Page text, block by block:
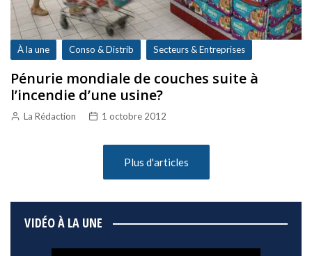
À la une Conso & Distrib Secteurs & Entreprises
Pénurie mondiale de couches suite à
l’incendie d’une usine?
La Rédaction 1 octobre 2012
Plus d'articles
VIDÉO À LA UNE